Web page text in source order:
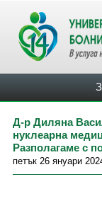
Д-р Диляна
нуклеарна
Разполагаме с
петък 26 януари